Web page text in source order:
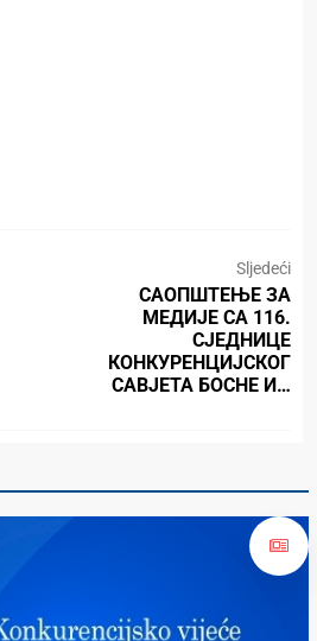
Sljedeći
САОПШТЕЊЕ ЗА
МЕДИЈЕ СА 116.
СЈЕДНИЦЕ
КОНКУРЕНЦИЈСКОГ
САВЈЕТА БОСНЕ И…